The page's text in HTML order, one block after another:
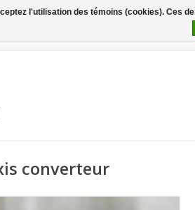
converteur
l'utilisation des témoins (cookies). Ces